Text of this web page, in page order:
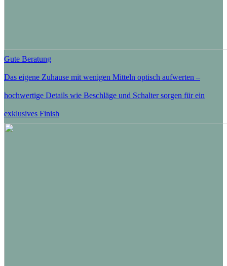
Gute Beratung
Das eigene Zuhause mit wenigen Mitteln optisch aufwerten –
hochwertige Details wie Beschläge und Schalter sorgen für ein
exklusives Finish